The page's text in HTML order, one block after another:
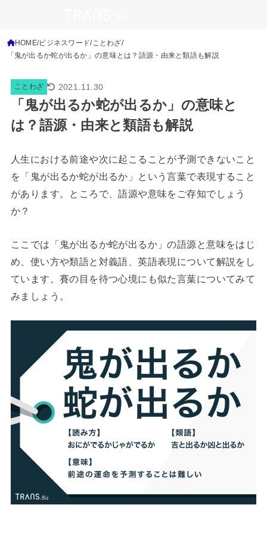
HOME ビジネスワード ことわざ
「鬼が出るか蛇が出るか」の意味とは？語源・由来と類語も解説
ことわざ 2021.11.30
「鬼が出るか蛇が出るか」の意味と
は？語源・由来と類語も解説
人生における前途や次に起こることが予測できないこと
を「鬼が出るか蛇が出るか」という言葉で表現すること
があります。ところで、語源や意味をご存知でしょう
か？
ここでは「鬼が出るか蛇が出るか」の語源と意味をはじ
め、使い方や類語と対義語、英語表現について解説をし
ています。賽の目を待つ心境にも似た言葉についてみて
みましょう。